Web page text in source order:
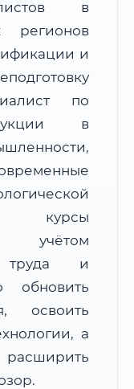
ФИС ФРДО
и просмотра
в
регионов
и
по
в
курсы
учётом
труда и
обновить
освоить
а